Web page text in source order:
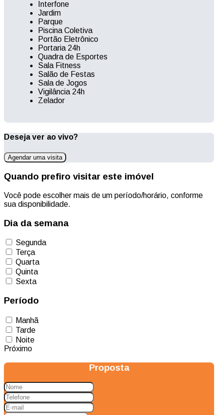
Interfone
Jardim
Parque
Piscina Coletiva
Portão Eletrônico
Portaria 24h
Quadra de Esportes
Sala Fitness
Salão de Festas
Sala de Jogos
Vigilância 24h
Zelador
Deseja ver ao vivo?
Agendar uma visita
Quando prefiro visitar este imóvel
Você pode escolher mais de um período/horário, conforme
sua disponibilidade.
Dia da semana
Segunda
Terça
Quarta
Quinta
Sexta
Período
Manhã
Tarde
Noite
Próximo
Proposta
Nome
Telefone
E-